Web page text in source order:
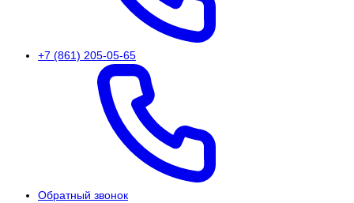
+7 (861) 205-05-65
Обратный звонок